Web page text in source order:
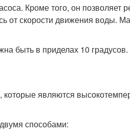
Кроме того, он позволяет
от скорости движения воды.
быть в приделах 10 градусов.
являются
способами: